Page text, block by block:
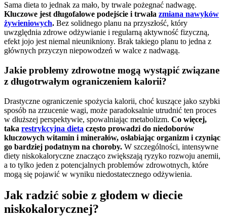
Sama dieta to jednak za mało, by trwale pożegnać nadwagę.
Kluczowe jest długofalowe podejście i trwała zmiana nawyków
żywieniowych. Bez solidnego planu na przyszłość, który
uwzględnia zdrowe odżywianie i regularną aktywność fizyczną,
efekt jojo jest niemal nieunikniony. Brak takiego planu to jedna z
głównych przyczyn niepowodzeń w walce z nadwagą.
Jakie problemy zdrowotne mogą wystąpić związane
z długotrwałym ograniczeniem kalorii?
Drastyczne ograniczenie spożycia kalorii, choć kuszące jako szybki
sposób na zrzucenie wagi, może paradoksalnie utrudnić ten proces
w dłuższej perspektywie, spowalniając metabolizm. Co więcej,
taka restrykcyjna dieta często prowadzi do niedoborów
kluczowych witamin i minerałów, osłabiając organizm i czyniąc
go bardziej podatnym na choroby. W szczególności, intensywne
diety niskokaloryczne znacząco zwiększają ryzyko rozwoju anemii,
a to tylko jeden z potencjalnych problemów zdrowotnych, które
mogą się pojawić w wyniku niedostatecznego odżywienia.
Jak radzić sobie z głodem w diecie
niskokalorycznej?